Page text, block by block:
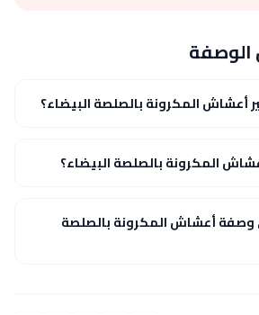
الوصفة
المكرونة بالصلصة البيضاء؟
المكرونة بالصلصة البيضاء؟
أعشاش المكرونة بالصلصة